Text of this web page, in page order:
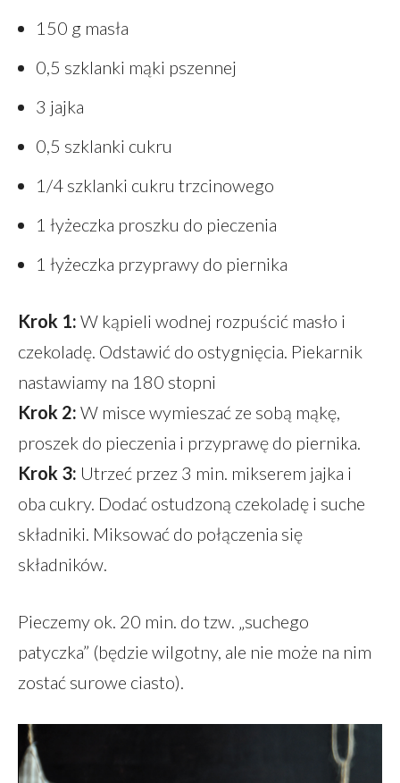
150 g masła
0,5 szklanki mąki pszennej
3 jajka
0,5 szklanki cukru
1/4 szklanki cukru trzcinowego
1 łyżeczka proszku do pieczenia
1 łyżeczka przyprawy do piernika
Krok 1: W kąpieli wodnej rozpuścić masło i
czekoladę. Odstawić do ostygnięcia. Piekarnik
nastawiamy na 180 stopni
Krok 2: W misce wymieszać ze sobą mąkę,
proszek do pieczenia i przyprawę do piernika.
Krok 3: Utrzeć przez 3 min. mikserem jajka i
oba cukry. Dodać ostudzoną czekoladę i suche
składniki. Miksować do połączenia się
składników.
Pieczemy ok. 20 min. do tzw. „suchego
patyczka” (będzie wilgotny, ale nie może na nim
zostać surowe ciasto).